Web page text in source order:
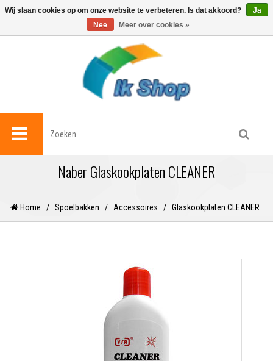
0
Naber Glaskookplaten CLEANER
Home / Spoelbakken / Accessoires / Glaskookplaten CLEANER
Wij slaan cookies op om onze website te verbeteren. Is dat akkoord?
Ja
Nee
Meer over cookies »